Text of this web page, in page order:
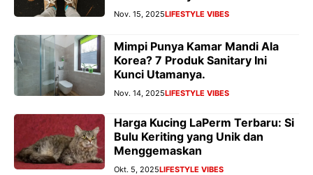
Nov. 15, 2025LIFESTYLE VIBES
Mimpi Punya Kamar Mandi Ala
Korea? 7 Produk Sanitary Ini
Kunci Utamanya.
Nov. 14, 2025LIFESTYLE VIBES
Harga Kucing LaPerm Terbaru: Si
Bulu Keriting yang Unik dan
Menggemaskan
Okt. 5, 2025LIFESTYLE VIBES